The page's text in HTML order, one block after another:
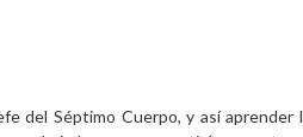
del Séptimo Cuerpo, y así aprender